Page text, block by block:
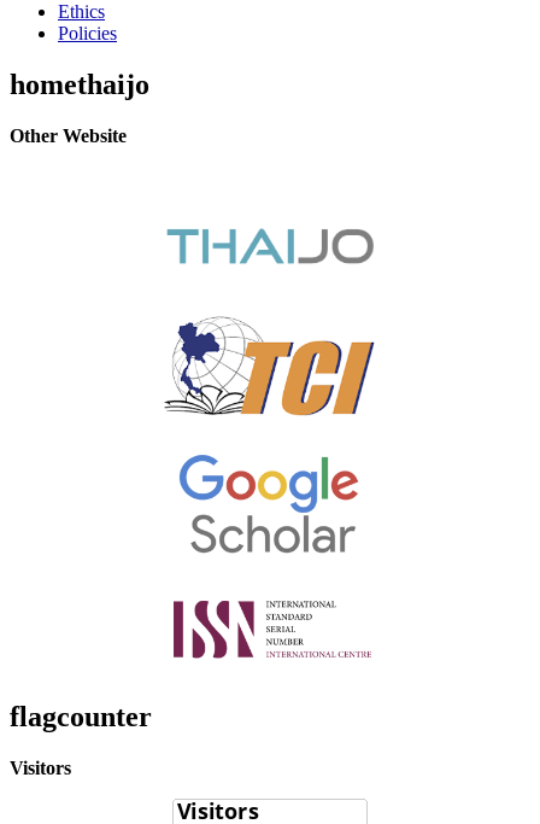
Ethics
Policies
homethaijo
Other Website
flagcounter
Visitors